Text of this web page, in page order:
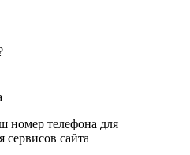
номер телефона для
сервисов сайта